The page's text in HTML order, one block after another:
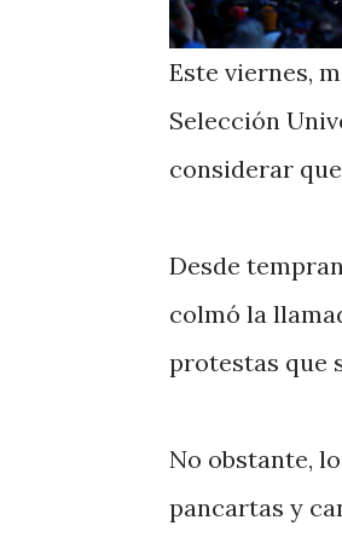
Este viernes,
Selección
considerar que
Desde
colmó la
protestas que
No obstante,
pancartas y